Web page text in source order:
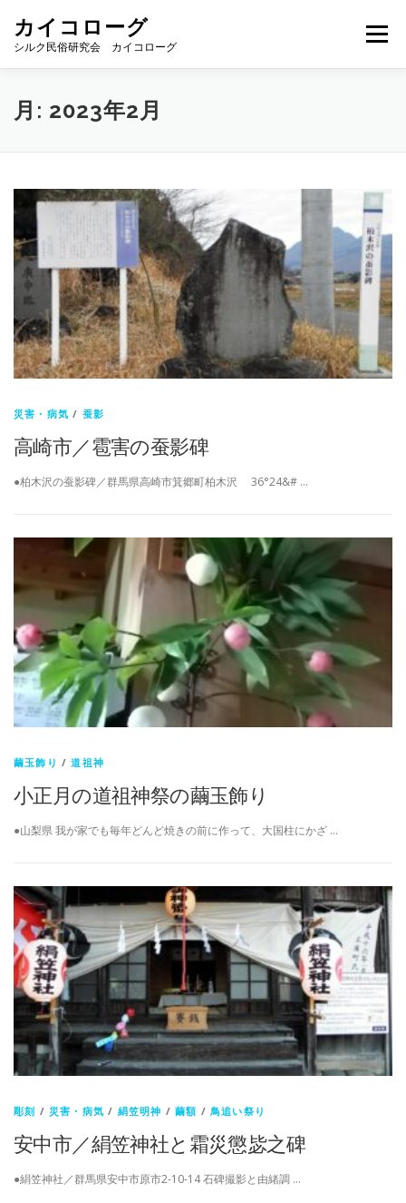
カイコローグ
シルク民俗研究会 カイコローグ
メニュー
カイコローグの歩み
月: 2023年2月
災害・病気 / 蚕影
高崎市／雹害の蚕影碑
●柏木沢の蚕影碑／群馬県高崎市箕郷町柏木沢 36°24&# …
繭玉飾り /道祖神
小正月の道祖神祭の繭玉飾り
●山梨県 我が家でも毎年どんど焼きの前に作って、大国柱にかざ …
彫刻 / 災害・病気 / 絹笠明神 /繭額 /鳥追い祭り
安中市／絹笠神社と霜災懲毖之碑
●絹笠神社／群馬県安中市原市2-10-14 石碑撮影と由緒調 …